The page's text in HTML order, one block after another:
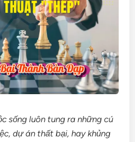
sống luôn tung ra những cú
dự án thất bại, hay khủng